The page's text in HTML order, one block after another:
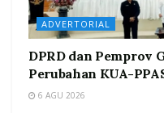
ADVERTORIAL
DPRD dan Pemprov
Perubahan KUA-
6 AGU 2026